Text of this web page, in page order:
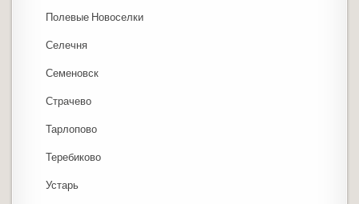
Полевые Новоселки
Селечня
Семеновск
Страчево
Тарлопово
Теребиково
Устарь